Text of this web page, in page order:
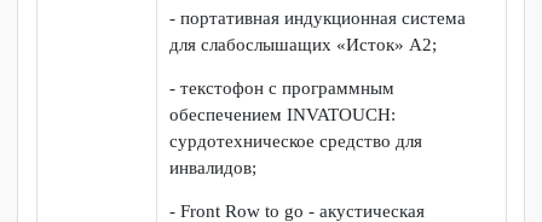
терминал для обмена, получения
информации (Istok 42PP) с
- автоматизированное рабочее место;
- программное обеспечение синтеза